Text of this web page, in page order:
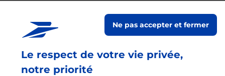
Le respect de votre vie privée,
notre priorité
Ne pas accepter et fermer
La Poste Agence Communale
SABRES MAIRIE
Fermé- jusqu'à
09h00
131 PLACE GAMBETTA